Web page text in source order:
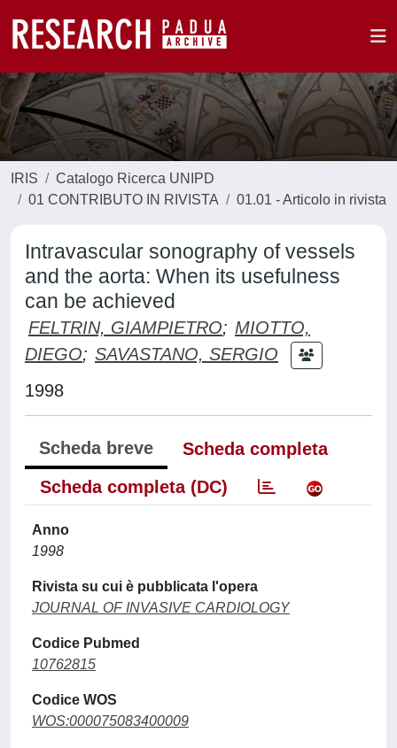
IRIS
Catalogo Ricerca UNIPD
01 CONTRIBUTO IN RIVISTA
01.01 - Articolo in rivista
Intravascular sonography of vessels
and the aorta: When its usefulness
can be achieved
FELTRIN, GIAMPIETRO; MIOTTO,
DIEGO; SAVASTANO, SERGIO
1998
Scheda breve
Scheda completa
Scheda completa (DC)
Anno
1998
Rivista su cui è pubblicata l'opera
JOURNAL OF INVASIVE CARDIOLOGY
Codice Pubmed
10762815
Codice WOS
WOS:000075083400009